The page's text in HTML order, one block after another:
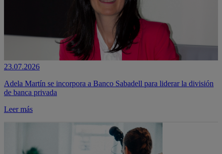
23.07.2026
Adela Martín se incorpora a Banco Sabadell para liderar la división
de banca privada
Leer más